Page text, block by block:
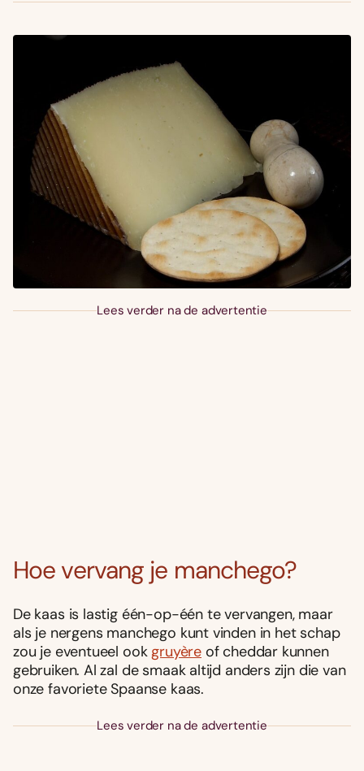
Lees verder na de advertentie
Hoe vervang je manchego?
De kaas is lastig één-op-één te vervangen, maar
als je nergens manchego kunt vinden in het schap
zou je eventueel ookgruyèreof cheddar kunnen
gebruiken. Al zal de smaak altijd anders zijn die van
onze favoriete Spaanse kaas.
Lees verder na de advertentie